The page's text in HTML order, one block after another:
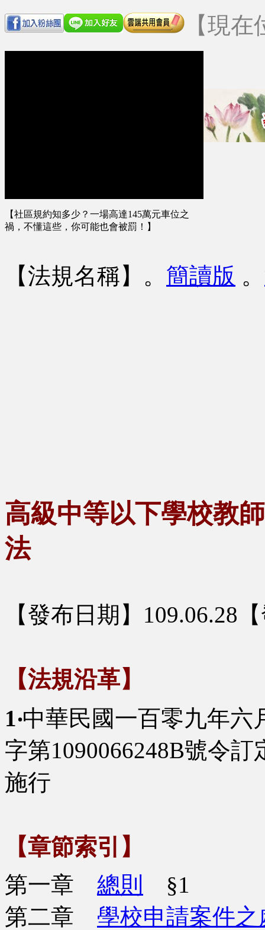
【現
【社區規約知多少？一場高達145萬元車位之
禍，不懂這些，你可能也會被罰！】
【法規名稱】 。 簡讀版 。
高級中等以下學校教
法
【發布日期】109.06.28
【法規沿革】
1‧中華民國一百零九年六
字第1090066248B號令
施行
【章節索引】
第一章 總則
§1
第二章 學校申請案件之